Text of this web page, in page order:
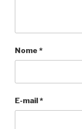
Nome *
E-mail*